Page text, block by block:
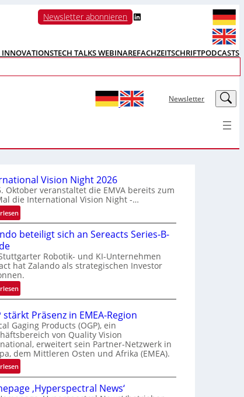
Newsletter abonnieren LinkedIn
TECH TALKS WEBINAREFACHZEITSCHRIFTPODCASTS
Newsletter LinkedIn
Vision Night 2026
Oktober veranstaltet die EMVA bereits zum
die International Vision Night -…
:
I
n
e
r
n
a
t
i
o
n
a
l
V
i
s
beteiligt sich an Sereacts Series-B-
Robotik- und KI-Unternehmen
hat Zalando als strategischen Investor
:
Z
a
l
a
n
d
o
b
e
stärkt Präsenz in EMEA-Region
Gaging Products (OGP), ein
von Quality Vision
erweitert sein Partner-Netzwerk in
dem Mittleren Osten und Afrika (EMEA).
:
O
G
‚Hyperspectral News‘